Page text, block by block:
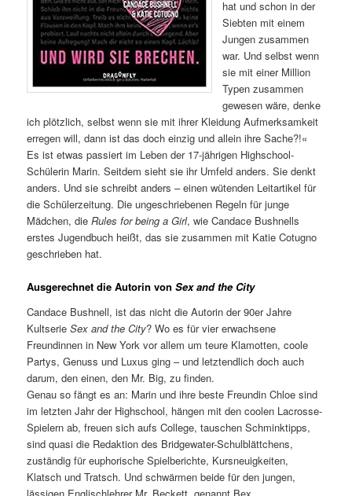
hat und schon in der
Siebten mit einem
Jungen zusammen
war. Und selbst wenn
sie mit einer Million
Typen zusammen
gewesen wäre, denke
ich plötzlich, selbst wenn sie mit ihrer Kleidung Aufmerksamkeit
erregen will, dann ist das doch einzig und allein ihre Sache?!«
Es ist etwas passiert im Leben der 17-jährigen Highschool-
Schülerin Marin. Seitdem sieht sie ihr Umfeld anders. Sie denkt
anders. Und sie schreibt anders – einen wütenden Leitartikel für
die Schülerzeitung. Die ungeschriebenen Regeln für junge
Mädchen, dieRules for being a Girl, wie Candace Bushnells
erstes Jugendbuch heißt, das sie zusammen mit Katie Cotugno
geschrieben hat.
Ausgerechnet die Autorin vonSex and the City
Candace Bushnell, ist das nicht die Autorin der 90er Jahre
KultserieSex and the City? Wo es für vier erwachsene
Freundinnen in New York vor allem um teure Klamotten, coole
Partys, Genuss und Luxus ging – und letztendlich doch auch
darum, den einen, den Mr. Big, zu finden.
Genau so fängt es an: Marin und ihre beste Freundin Chloe sind
im letzten Jahr der Highschool, hängen mit den coolen Lacrosse-
Spielern ab, freuen sich aufs College, tauschen Schminktipps,
sind quasi die Redaktion des Bridgewater-Schulblättchens,
zuständig für euphorische Spielberichte, Kursneuigkeiten,
Klatsch und Tratsch. Und schwärmen beide für den jungen,
lässigen Englischlehrer Mr. Beckett, genannt Bex.